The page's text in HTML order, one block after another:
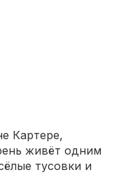
Картере,
живёт одним
тусовки и